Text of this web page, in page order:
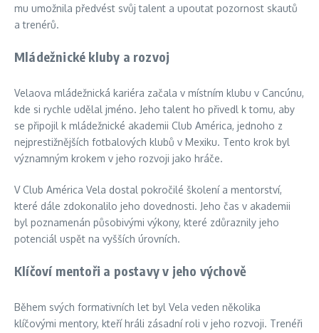
mu umožnila předvést svůj talent a upoutat pozornost skautů
a trenérů.
Mládežnické kluby a rozvoj
Velaova mládežnická kariéra začala v místním klubu v Cancúnu,
kde si rychle udělal jméno. Jeho talent ho přivedl k tomu, aby
se připojil k mládežnické akademii Club América, jednoho z
nejprestižnějších fotbalových klubů v Mexiku. Tento krok byl
významným krokem v jeho rozvoji jako hráče.
V Club América Vela dostal pokročilé školení a mentorství,
které dále zdokonalilo jeho dovednosti. Jeho čas v akademii
byl poznamenán působivými výkony, které zdůraznily jeho
potenciál uspět na vyšších úrovních.
Klíčoví mentoři a postavy v jeho výchově
Během svých formativních let byl Vela veden několika
klíčovými mentory, kteří hráli zásadní roli v jeho rozvoji. Trenéři